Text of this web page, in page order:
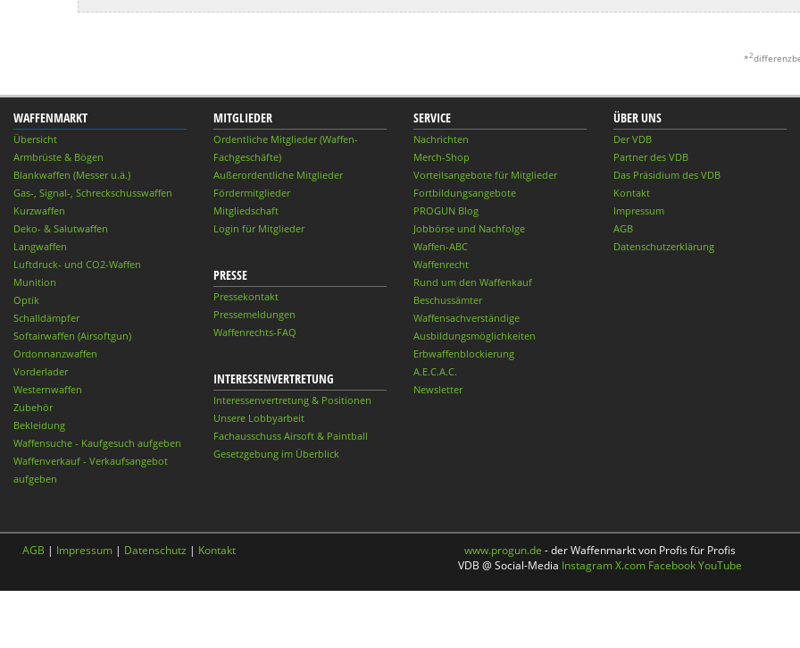
*2
WAFFENMARKT
Übersicht
Armbrüste & Bögen
Blankwaffen (Messer u.ä.)
Gas-, Signal-, Schreckschusswaffen
Kurzwaffen
Deko- & Salutwaffen
Langwaffen
Luftdruck- und CO2-Waffen
Munition
Optik
Schalldämpfer
Softairwaffen (Airsoftgun)
Ordonnanzwaffen
Vorderlader
Westernwaffen
Zubehör
Bekleidung
Waffensuche - Kaufgesuch aufgeben
Waffenverkauf - Verkaufsangebot
aufgeben
MITGLIEDER
Ordentliche Mitglieder (Waffen-
Fachgeschäfte)
Außerordentliche Mitglieder
Fördermitglieder
Mitgliedschaft
Login für Mitglieder
PRESSE
Pressekontakt
Pressemeldungen
Waffenrechts-FAQ
INTERESSENVERTRETUNG
Interessenvertretung & Positionen
Unsere Lobbyarbeit
Fachausschuss Airsoft & Paintball
Gesetzgebung im Überblick
SERVICE
Nachrichten
Merch-Shop
Vorteilsangebote für Mitglieder
Fortbildungsangebote
PROGUN Blog
Jobbörse und Nachfolge
Waffen-ABC
Waffenrecht
Rund um den Waffenkauf
Beschussämter
Waffensachverständige
Ausbildungsmöglichkeiten
Erbwaffenblockierung
A.E.C.A.C.
Newsletter
ÜBER UNS
Der VDB
Partner des VDB
Das Präsidium des VDB
Kontakt
Impressum
AGB
Datenschutzerklärung
AGB | Impressum | Datenschutz | Kontakt www.progun.de - der Waffenmarkt von Profis für Profis
VDB @ Social-Media InstagramX.com FacebookYouTube